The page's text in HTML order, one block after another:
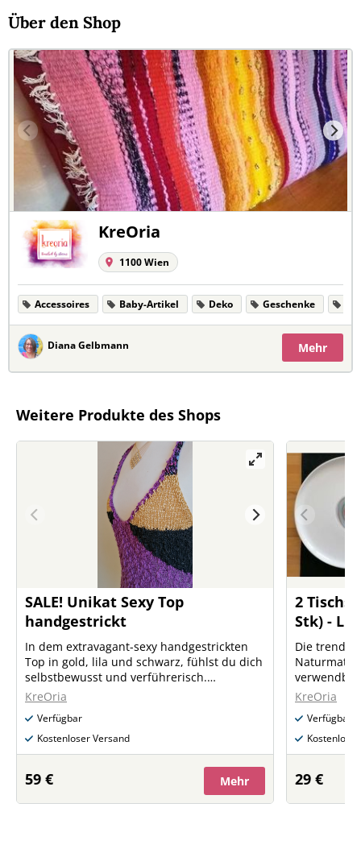
Über den Shop
KreOria
1100 Wien
Accessoires Baby-Artikel Deko Geschenke
Diana Gelbmann Mehr
Weitere Produkte des Shops
SALE! Unikat Sexy Top
handgestrickt
In dem extravagant-sexy handgestrickten
Top in gold, lila und schwarz, fühlst du dich
selbstbewusst und verführerisch.
Angenehm weich auf deiner Haut, zaubert
es ein verführerisches Dekolleté und eine
raffinierte Rückenansicht. In der kühleren
Jahreszeit empfehle ich die edle
Kombination Top mit einer Weste aus
weicher Wolle. Größe: Medium Material:
reine Viskose.
KreOria
Verfügbar
Kostenloser Versand
59 € Mehr
2
Stk) -
Die
jedes
an. Sie
und Rosies
gefertigt.
die
wegschnappt. Maße: 30x38cm
KreOria
Verfügbar
29 €